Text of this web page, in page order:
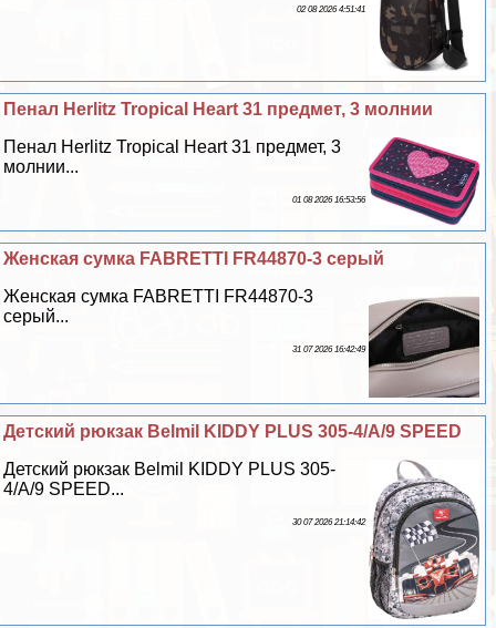
02 08 2026 4:51:41
Пенал Herlitz Tropical Heart 31 предмет, 3 молнии
Пенал Herlitz Tropical Heart 31 предмет, 3
молнии...
01 08 2026 16:53:56
Женская сумка FABRETTI FR44870-3 серый
Женская сумка FABRETTI FR44870-3
серый...
31 07 2026 16:42:49
Детский рюкзак Belmil KIDDY PLUS 305-4/A/9 SPEED
Детский рюкзак Belmil KIDDY PLUS 305-
4/A/9 SPEED...
30 07 2026 21:14:42